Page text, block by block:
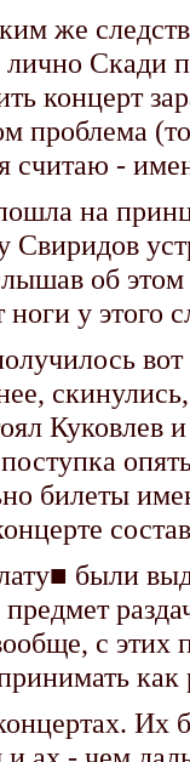
же
лично Скади
концерт
проблема
считаю -
на
об этом
ноги у этого
вот
Куковлев
билеты
были
с этих
Их